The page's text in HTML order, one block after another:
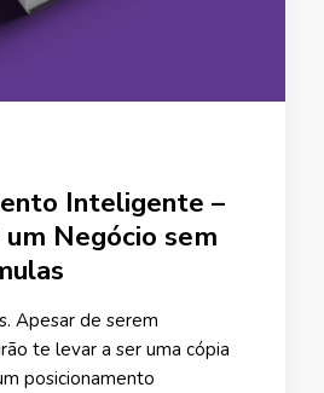
Inteligente –
Negócio sem
Apesar de serem
te levar a ser uma cópia
posicionamento